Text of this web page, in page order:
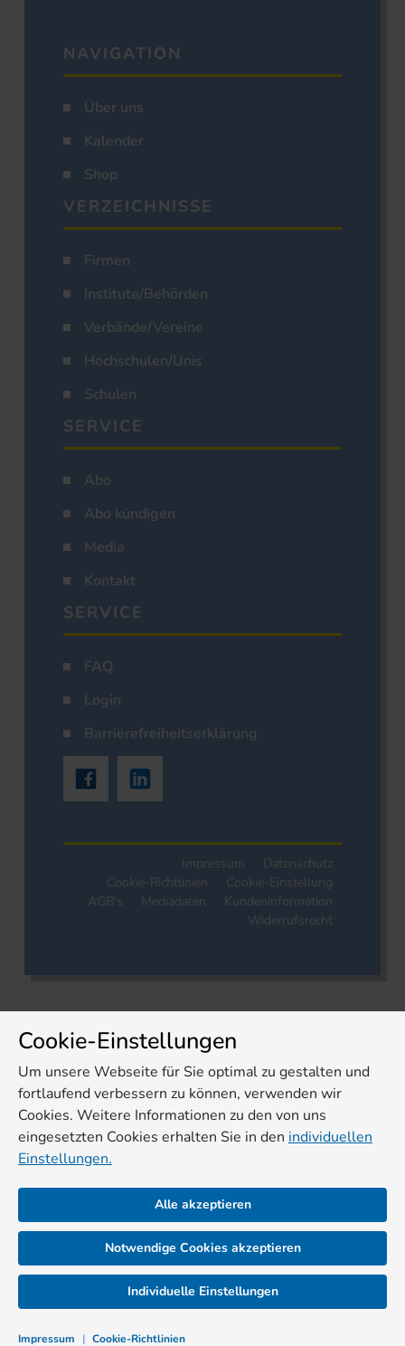
NAVIGATION
Über uns
Kalender
Shop
VERZEICHNISSE
Firmen
Institute/Behörden
Verbände/Vereine
Hochschulen/Unis
Schulen
SERVICE
Abo
Abo kündigen
Media
Kontakt
SERVICE
FAQ
Login
Barrierefreiheitserklärung
Impressum
Datenschutz
Cookie-Richtlinien
Cookie-Einstellung
AGB's
Mediadaten
Kundeninformation
Widerrufsrecht
Cookie-Einstellungen
Um unsere Webseite für Sie optimal zu gestalten und
fortlaufend verbessern zu können, verwenden wir
Cookies. Weitere Informationen zu den von uns
eingesetzten Cookies erhalten Sie in den individuellen
Einstellungen.
Alle akzeptieren
Notwendige Cookies akzeptieren
Impressum | Cookie-Richtlinien
Individuelle Einstellungen